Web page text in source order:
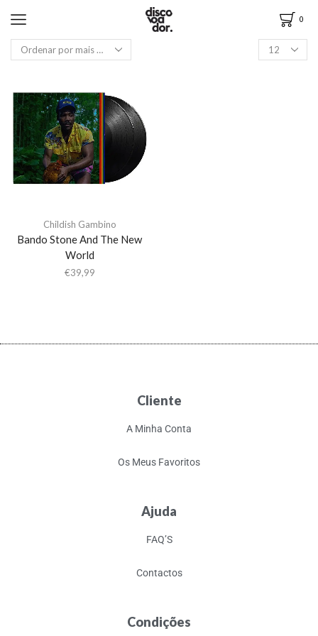
0
Childish Gambino
Bando Stone And The New
World
€39,99
Cliente
A Minha Conta
Os Meus Favoritos
Ajuda
FAQ’S
Contactos
Condições